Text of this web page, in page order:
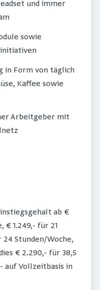
und immer
sowie
in Form von täglich
Kaffee sowie
Arbeitgeber mit
ab €
€ 1.249,- für 21
24 Stunden/Woche,
€ 2.290,- für 38,5
auf Vollzeitbasis in